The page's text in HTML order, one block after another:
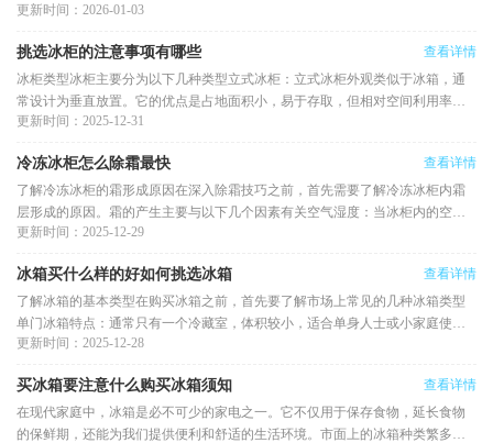
果。检查一下温控器的设置，确保
更新时间：2026-01-03
挑选冰柜的注意事项有哪些
查看详情
冰柜类型冰柜主要分为以下几种类型立式冰柜：立式冰柜外观类似于冰箱，通
常设计为垂直放置。它的优点是占地面积小，易于存取，但相对空间利用率较
低，适合小型家庭或存储需求
更新时间：2025-12-31
冷冻冰柜怎么除霜最快
查看详情
了解冷冻冰柜的霜形成原因在深入除霜技巧之前，首先需要了解冷冻冰柜内霜
层形成的原因。霜的产生主要与以下几个因素有关空气湿度：当冰柜内的空气
湿度较高时，水分子容易凝结
更新时间：2025-12-29
冰箱买什么样的好如何挑选冰箱
查看详情
了解冰箱的基本类型在购买冰箱之前，首先要了解市场上常见的几种冰箱类型
单门冰箱特点：通常只有一个冷藏室，体积较小，适合单身人士或小家庭使
用。优点：占地面积小，价格相
更新时间：2025-12-28
买冰箱要注意什么购买冰箱须知
查看详情
在现代家庭中，冰箱是必不可少的家电之一。它不仅用于保存食物，延长食物
的保鲜期，还能为我们提供便利和舒适的生活环境。市面上的冰箱种类繁多，